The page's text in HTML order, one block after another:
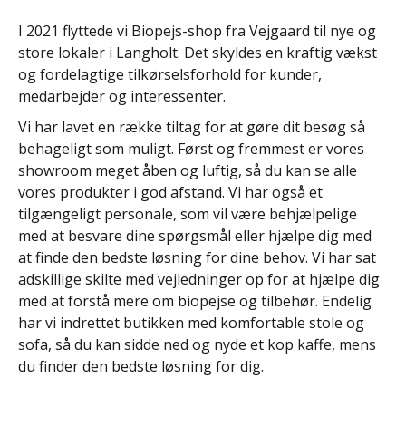
I 2021 flyttede vi Biopejs-shop fra Vejgaard til nye og
store lokaler i Langholt. Det skyldes en kraftig vækst
og fordelagtige tilkørselsforhold for kunder,
medarbejder og interessenter.
Vi har lavet en række tiltag for at gøre dit besøg så
behageligt som muligt. Først og fremmest er vores
showroom meget åben og luftig, så du kan se alle
vores produkter i god afstand. Vi har også et
tilgængeligt personale, som vil være behjælpelige
med at besvare dine spørgsmål eller hjælpe dig med
at finde den bedste løsning for dine behov. Vi har sat
adskillige skilte med vejledninger op for at hjælpe dig
med at forstå mere om biopejse og tilbehør. Endelig
har vi indrettet butikken med komfortable stole og
sofa, så du kan sidde ned og nyde et kop kaffe, mens
du finder den bedste løsning for dig.